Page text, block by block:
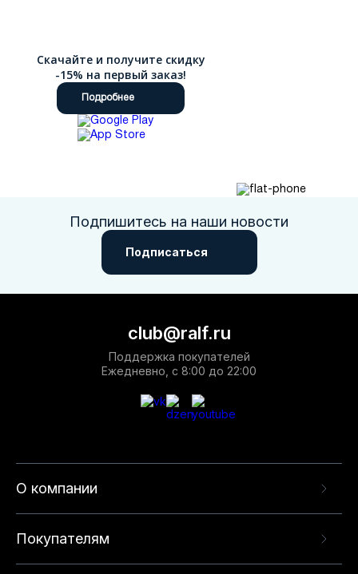
Скачайте и получите скидку
-15% на первый заказ!
Подробнее
Подпишитесь на наши новости
Подписаться
О компании
Покупателям
club@ralf.ru
Поддержка покупателей
Ежедневно, с 8:00 до 22:00